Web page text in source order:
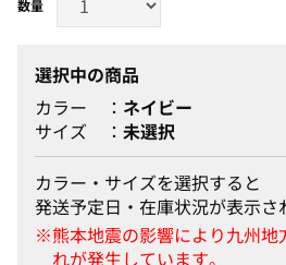
選択中の商品
カラー
ネイビー
サイズ
未選択
カラー・サイズを選択すると
発送予定日・在庫状況が表示さ